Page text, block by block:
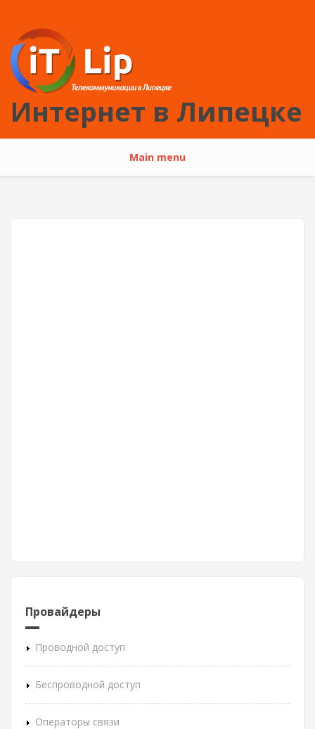
Интернет в Липецке
Main menu
Провайдеры
Проводной доступ
Беспроводной доступ
Операторы связи